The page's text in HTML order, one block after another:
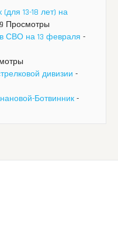
13-18 лет) на
Просмотры
СВО на 13 февраля -
дивизии -
Ботвинник -